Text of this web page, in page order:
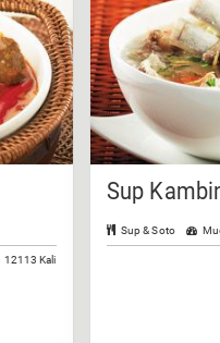
12113 Kali
Sup
Sup & Soto